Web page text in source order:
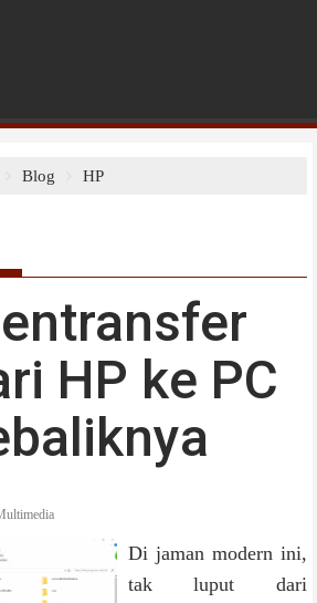
Blog HP
HP ke PC
Di jaman modern ini,
tak luput dari